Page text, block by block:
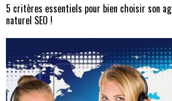
5 critères essentiels pour bien choisir son
naturel SEO !